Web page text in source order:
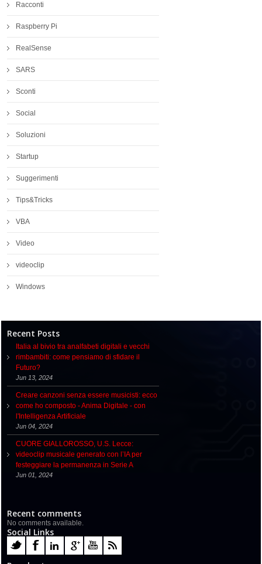
Racconti
Raspberry Pi
RealSense
SARS
Sconti
Social
Soluzioni
Startup
Suggerimenti
Tips&Tricks
VBA
Video
videoclip
Windows
Recent Posts
Italia al bivio tra analfabeti digitali e vecchi
rimbambiti: come pensiamo di sfidare il
Futuro?
Jun 13, 2024
Creare canzoni senza essere musicisti: ecco
come ho composto - Anima Digitale - con
l'Intelligenza Artificiale
Jun 04, 2024
CUORE GIALLOROSSO, U.S. Lecce:
videoclip musicale generato con l’IA per
festeggiare la permanenza in Serie A
Jun 01, 2024
Recent comments
No comments available.
Social Links